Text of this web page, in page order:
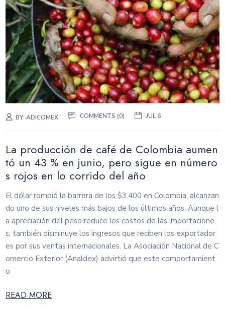
BY:ADICOMEX COMMENTS (0) JUL 6
La producción de café de Colombia aumen
tó un 43 % en junio, pero sigue en número
s rojos en lo corrido del año
El dólar rompió la barrera de los $3.400 en Colombia, alcanzan
do uno de sus niveles más bajos de los últimos años. Aunque l
a apreciación del peso reduce los costos de las importacione
s, también disminuye los ingresos que reciben los exportador
es por sus ventas internacionales. La Asociación Nacional de C
omercio Exterior (Analdex) advirtió que este comportamient
o
READ MORE